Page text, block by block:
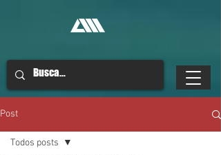
Post
Todos posts